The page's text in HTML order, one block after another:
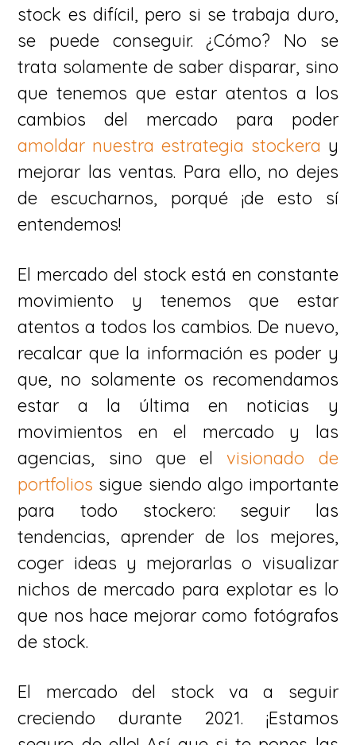
stock es difícil, pero si se trabaja duro,
se puede conseguir. ¿Cómo? No se
trata solamente de saber disparar, sino
que tenemos que estar atentos a los
cambios del mercado para poder
amoldar nuestra estrategia stockera y
mejorar las ventas. Para ello, no dejes
de escucharnos, porqué ¡de esto sí
entendemos!
El mercado del stock está en constante
movimiento y tenemos que estar
atentos a todos los cambios. De nuevo,
recalcar que la información es poder y
que, no solamente os recomendamos
estar a la última en noticias y
movimientos en el mercado y las
agencias, sino que elvisionado de
portfolios sigue siendo algo importante
para todo stockero: seguir las
tendencias, aprender de los mejores,
coger ideas y mejorarlas o visualizar
nichos de mercado para explotar es lo
que nos hace mejorar como fotógrafos
de stock.
El mercado del stock va a seguir
creciendo durante 2021. ¡Estamos